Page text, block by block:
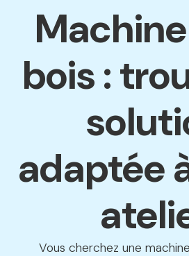
bois :
adaptée
Vous cherchez une